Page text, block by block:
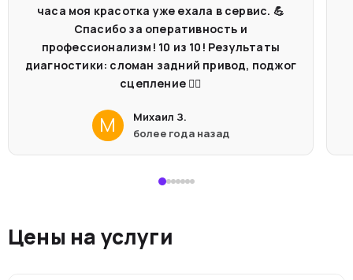
часа моя красотка уже ехала в сервис. 💪
Спасибо за оперативность и
профессионализм! 10 из 10! Результаты
диагностики: сломан задний привод, поджог
сцепление 🤦‍♂️
М
Михаил З.
более года назад
Цены на услуги